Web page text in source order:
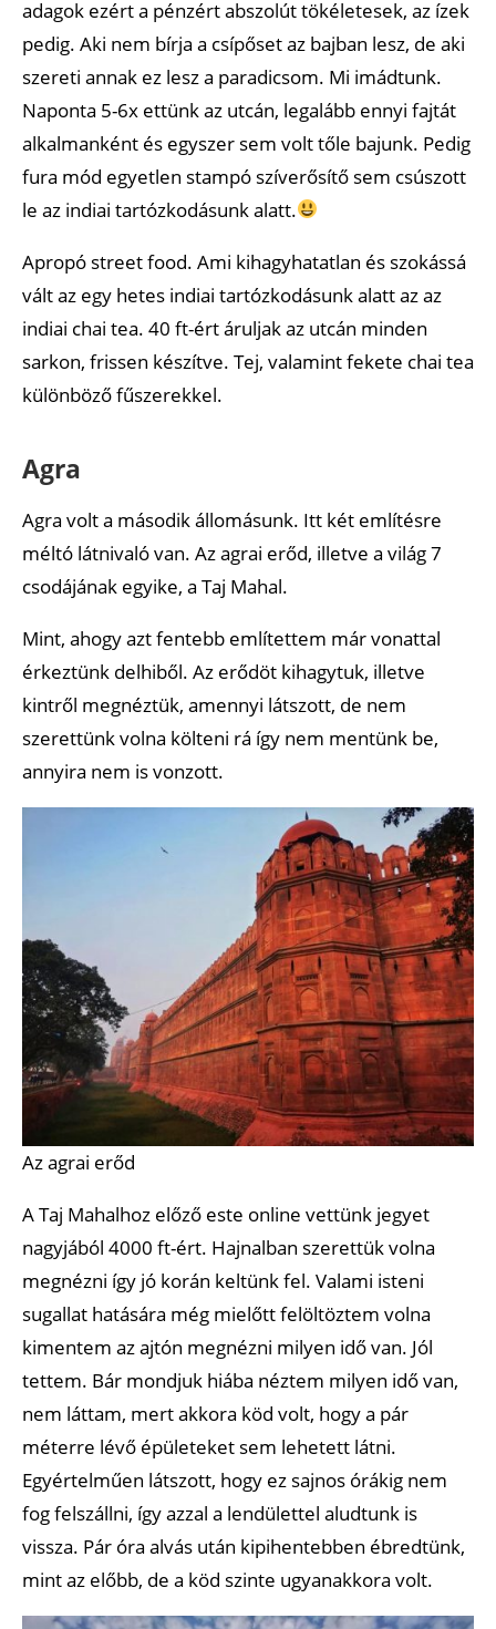
adagok ezért a pénzért abszolút tökéletesek, az ízek
pedig. Aki nem bírja a csípőset az bajban lesz, de aki
szereti annak ez lesz a paradicsom. Mi imádtunk.
Naponta 5-6x ettünk az utcán, legalább ennyi fajtát
alkalmanként és egyszer sem volt tőle bajunk. Pedig
fura mód egyetlen stampó szíverősítő sem csúszott
le az indiai tartózkodásunk alatt.
Apropó street food. Ami kihagyhatatlan és szokássá
vált az egy hetes indiai tartózkodásunk alatt az az
indiai chai tea. 40 ft-ért áruljak az utcán minden
sarkon, frissen készítve. Tej, valamint fekete chai tea
különböző fűszerekkel.
Agra
Agra volt a második állomásunk. Itt két említésre
méltó látnivaló van. Az agrai erőd, illetve a világ 7
csodájának egyike, a Taj Mahal.
Mint, ahogy azt fentebb említettem már vonattal
érkeztünk delhiből. Az erődöt kihagytuk, illetve
kintről megnéztük, amennyi látszott, de nem
szerettünk volna költeni rá így nem mentünk be,
annyira nem is vonzott.
Az agrai erőd
A Taj Mahalhoz előző este online vettünk jegyet
nagyjából 4000 ft-ért. Hajnalban szerettük volna
megnézni így jó korán keltünk fel. Valami isteni
sugallat hatására még mielőtt felöltöztem volna
kimentem az ajtón megnézni milyen idő van. Jól
tettem. Bár mondjuk hiába néztem milyen idő van,
nem láttam, mert akkora köd volt, hogy a pár
méterre lévő épületeket sem lehetett látni.
Egyértelműen látszott, hogy ez sajnos órákig nem
fog felszállni, így azzal a lendülettel aludtunk is
vissza. Pár óra alvás után kipihentebben ébredtünk,
mint az előbb, de a köd szinte ugyanakkora volt.